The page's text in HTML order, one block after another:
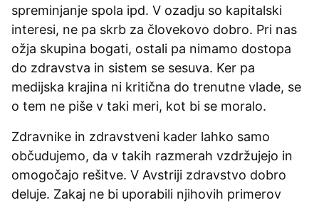
spreminjanje spola ipd. V ozadju so kapitalski
interesi, ne pa skrb za človekovo dobro. Pri nas
ožja skupina bogati, ostali pa nimamo dostopa
do zdravstva in sistem se sesuva. Ker pa
medijska krajina ni kritična do trenutne vlade, se
o tem ne piše v taki meri, kot bi se moralo.
Zdravnike in zdravstveni kader lahko samo
občudujemo, da v takih razmerah vzdržujejo in
omogočajo rešitve. V Avstriji zdravstvo dobro
deluje. Zakaj ne bi uporabili njihovih primerov